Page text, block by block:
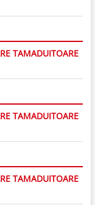
TAMADUITOARE
TAMADUITOARE
TAMADUITOARE